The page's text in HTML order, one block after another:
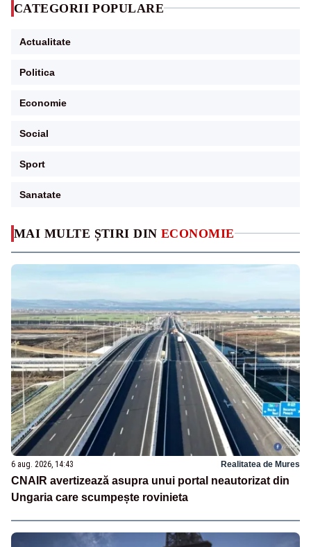
MAI MULTE ȘTIRI DIN ECONOMIE
6 aug. 2026, 14:43 Realitatea de Mures
CNAIR avertizează asupra unui portal neautorizat din
Ungaria care scumpește rovinieta
CATEGORII POPULARE
Actualitate
Politica
Economie
Social
Sport
Sanatate